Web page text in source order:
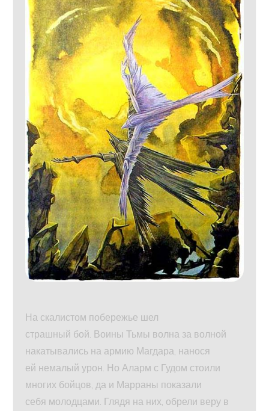
На скалистом побережье шел
страшный бой. Воины Тьмы волна за волной
накатывались на армию Магдара, нанося
ей немалый урон. Но Аларм с Гудом стоили
многих бойцов, да и Марраны показали
себя молодцами. Глядя на них, обрели веру в